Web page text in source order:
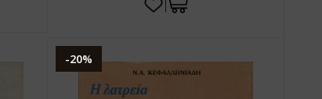
-20%